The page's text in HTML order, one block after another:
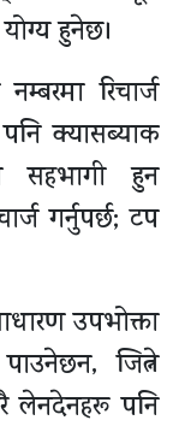
हुनेछ।
रिचार्ज
क्यासब्याक
सहभागी हुन
गर्नुपर्छ; टप
उपभोक्ता
जित्ने
लेनदेनहरू पनि